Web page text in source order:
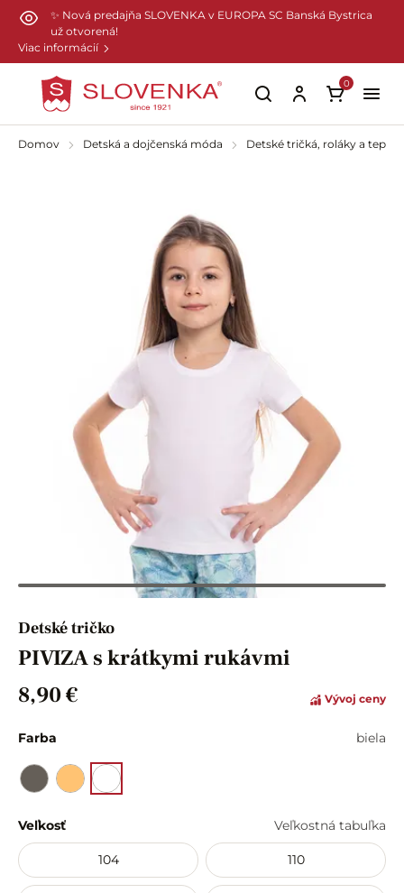
Preskočiť na hlavný obsah
✨ Nová predajňa SLOVENKA v EUROPA SC Banská Bystrica
už otvorená!
Viac informácií
0
Domov Detská a dojčenská móda Detské tričká, roláky a
Detské tričko
PIVIZA s krátkymi rukávmi
8,90 €
Vývoj ceny
Farba biela
Veľkosť Veľkostná tabuľka
104 110